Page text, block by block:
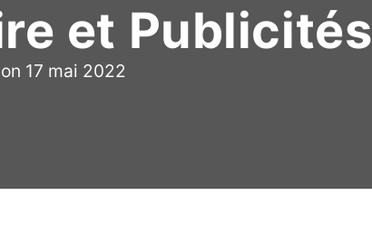
et Publicités
17 mai 2022